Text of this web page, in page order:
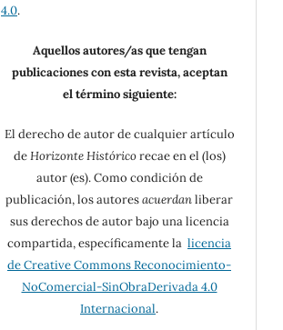
4.0.
Aquellos autores/as que tengan
publicaciones con esta revista, aceptan
el término siguiente:
El derecho de autor de cualquier artículo
deHorizonte Históricorecae en el (los)
autor (es). Como condición de
publicación, los autoresacuerdanliberar
sus derechos de autor bajo una licencia
compartida, específicamente la licencia
de Creative Commons Reconocimiento-
NoComercial-SinObraDerivada 4.0
Internacional.